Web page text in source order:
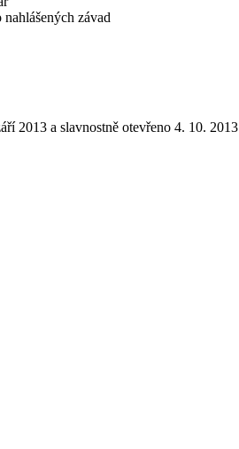
závad
2013 a slavnostně otevřeno 4. 10. 2013